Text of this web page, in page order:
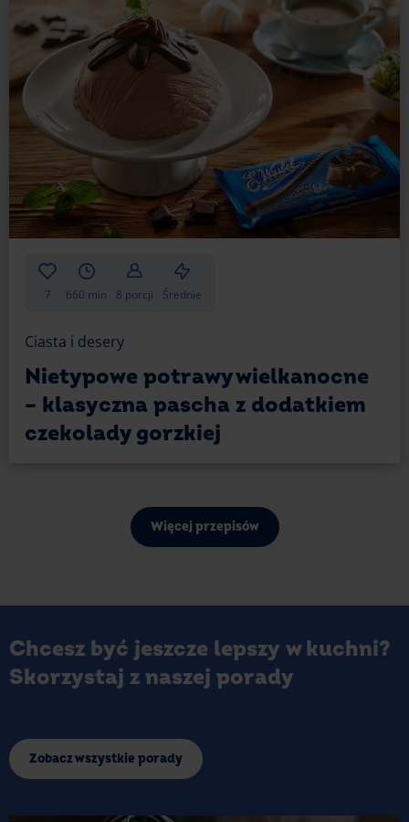
7 660 min 8 porcji Średnie
Ciasta i desery
Nietypowe potrawy wielkanocne
– klasyczna pascha z dodatkiem
czekolady gorzkiej
Więcej przepisów
Chcesz być jeszcze lepszy w kuchni?
Skorzystaj z naszej porady
Zobacz wszystkie porady